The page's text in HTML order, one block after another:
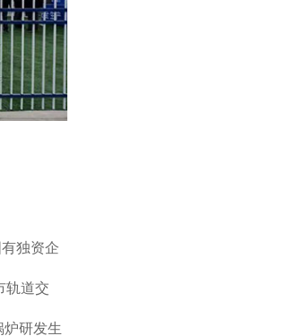
独资企
轨道交
炉研发生